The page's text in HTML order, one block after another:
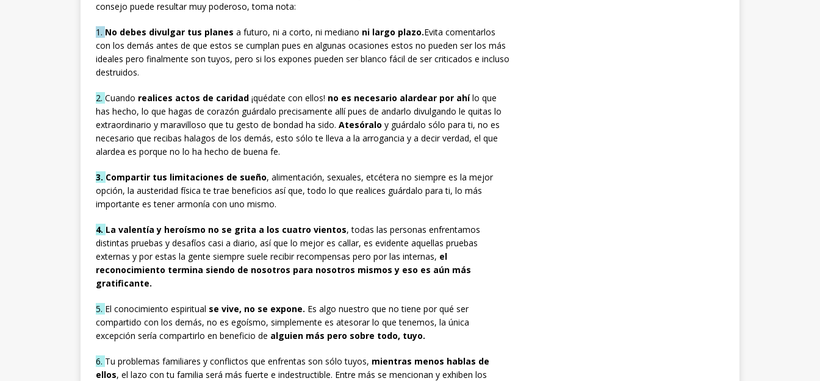
consejo puede resultar muy poderoso, toma nota:
1. No debes divulgar tus planes a futuro, ni a corto, ni mediano ni largo plazo.Evita comentarlos
con los demás antes de que estos se cumplan pues en algunas ocasiones estos no pueden ser los más
ideales pero finalmente son tuyos, pero si los expones pueden ser blanco fácil de ser criticados e incluso
destruidos.
2. Cuando realices actos de caridad ¡quédate con ellos! no es necesario alardear por ahílo que
has hecho, lo que hagas de corazón guárdalo precisamente allí pues de andarlo divulgando le quitas lo
extraordinario y maravilloso que tu gesto de bondad ha sido. Atesóralo y guárdalo sólo para ti, no es
necesario que recibas halagos de los demás, esto sólo te lleva a la arrogancia y a decir verdad, el que
alardea es porque no lo ha hecho de buena fe.
3. Compartir tus limitaciones de sueño, alimentación, sexuales, etcétera no siempre es la mejor
opción, la austeridad física te trae beneficios así que, todo lo que realices guárdalo para ti, lo más
importante es tener armonía con uno mismo.
4. La valentía y heroísmo no se grita a los cuatro vientos, todas las personas enfrentamos
distintas pruebas y desafíos casi a diario, así que lo mejor es callar, es evidente aquellas pruebas
externas y por estas la gente siempre suele recibir recompensas pero por las internas, el
reconocimiento termina siendo de nosotros para nosotros mismos y eso es aún más
gratificante.
5. El conocimiento espiritual se vive, no se expone. Es algo nuestro que no tiene por qué ser
compartido con los demás, no es egoísmo, simplemente es atesorar lo que tenemos, la única
excepción sería compartirlo en beneficio de alguien más pero sobre todo, tuyo.
6. Tu problemas familiares y conflictos que enfrentas son sólo tuyos, mientras menos hablas de
ellos, el lazo con tu familia será más fuerte e indestructible. Entre más se mencionan y exhiben los